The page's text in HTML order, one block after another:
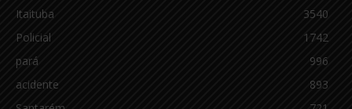
Itaituba
3540
Policial
1742
pará
996
acidente
893